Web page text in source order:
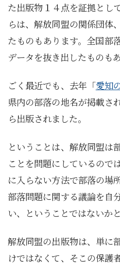
た出版物１４点を証拠とし
らは、解放同盟の関係団体
たものもあります。全国部
データを抜き出したものもあ
ごく最近でも、去年「愛知
県内の部落の地名が掲載さ
ら出版されました。
ということは、解放同盟は
ことを問題にしているので
に入らない方法で部落の場
部落問題に関する議論を自
い、ということではないか
解放同盟の出版物は、単に
けではなくて、そこの保護